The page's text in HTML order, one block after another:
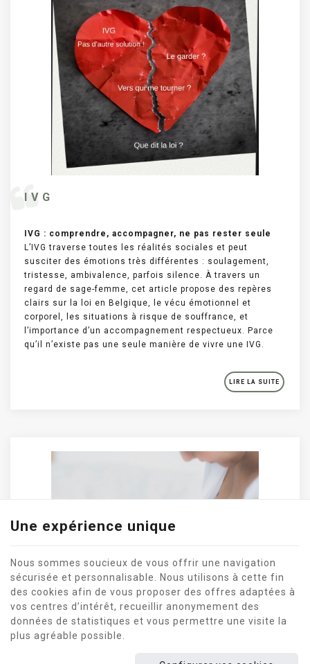
I V G
IVG : comprendre, accompagner, ne pas rester seule
L’IVG traverse toutes les réalités sociales et peut
susciter des émotions très différentes : soulagement,
tristesse, ambivalence, parfois silence. À travers un
regard de sage-femme, cet article propose des repères
clairs sur la loi en Belgique, le vécu émotionnel et
corporel, les situations à risque de souffrance, et
l’importance d’un accompagnement respectueux. Parce
qu’il n’existe pas une seule manière de vivre une IVG.
LIRE LA SUITE
Une expérience unique
Nous sommes soucieux de vous offrir une navigation
sécurisée et personnalisable. Nous utilisons à cette fin
des cookies afin de vous proposer des offres adaptées à
vos centres d’intérêt, recueillir anonymement des
données de statistiques et vous permettre une visite la
plus agréable possible.